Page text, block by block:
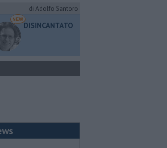
di Adolfo Santoro
DISINCANTATO